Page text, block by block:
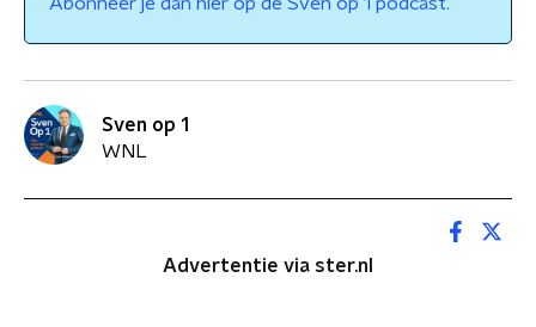
Sven op 1
WNL
Advertentie via ster.nl